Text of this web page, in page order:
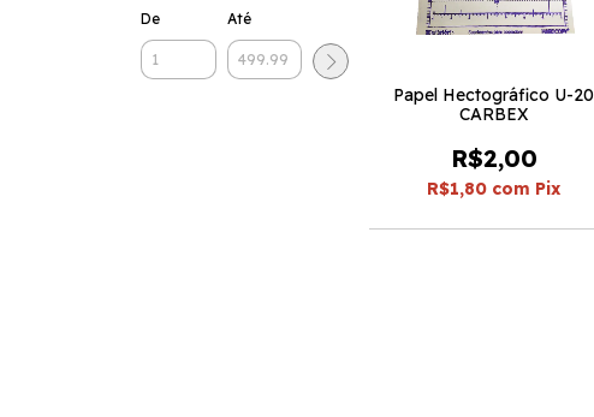
De Até
Papel Hectográfico U-20
CARBEX
R$2,00
R$1,80 com Pix